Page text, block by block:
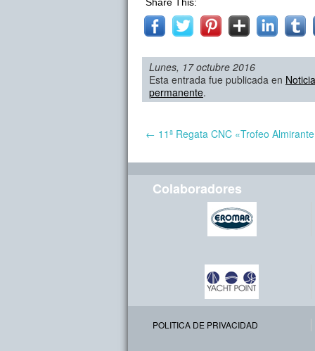
Lunes, 17 octubre 2016
Esta entrada fue publicada en
permanente.
← 11ª Regata CNC «Trofeo
Colaboradores
POLITICA DE PRIVACIDAD